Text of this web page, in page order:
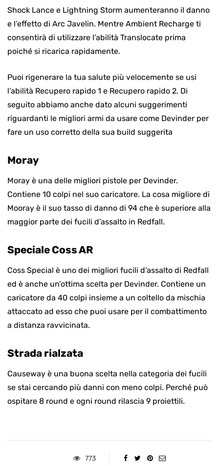
Shock Lance e Lightning Storm aumenteranno il danno
e l’effetto di Arc Javelin. Mentre Ambient Recharge ti
consentirà di utilizzare l’abilità Translocate prima
poiché si ricarica rapidamente.
Puoi rigenerare la tua salute più velocemente se usi
l’abilità Recupero rapido 1 e Recupero rapido 2. Di
seguito abbiamo anche dato alcuni suggerimenti
riguardanti le migliori armi da usare come Devinder per
fare un uso corretto della sua build suggerita
Moray
Moray è una delle migliori pistole per Devinder.
Contiene 10 colpi nel suo caricatore. La cosa migliore di
Mooray è il suo tasso di danno di 94 che è superiore alla
maggior parte dei fucili d’assalto in Redfall.
Speciale Coss AR
Coss Special è uno dei migliori fucili d’assalto di Redfall
ed è anche un’ottima scelta per Devinder. Contiene un
caricatore da 40 colpi insieme a un coltello da mischia
attaccato ad esso che puoi usare per il combattimento
a distanza ravvicinata.
Strada rialzata
Causeway è una buona scelta nella categoria dei fucili
se stai cercando più danni con meno colpi. Perché può
ospitare 8 round e ogni round rilascia 9 proiettili.
773